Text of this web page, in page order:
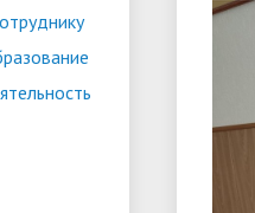
•
надежды
•
услуги
поддержки
•